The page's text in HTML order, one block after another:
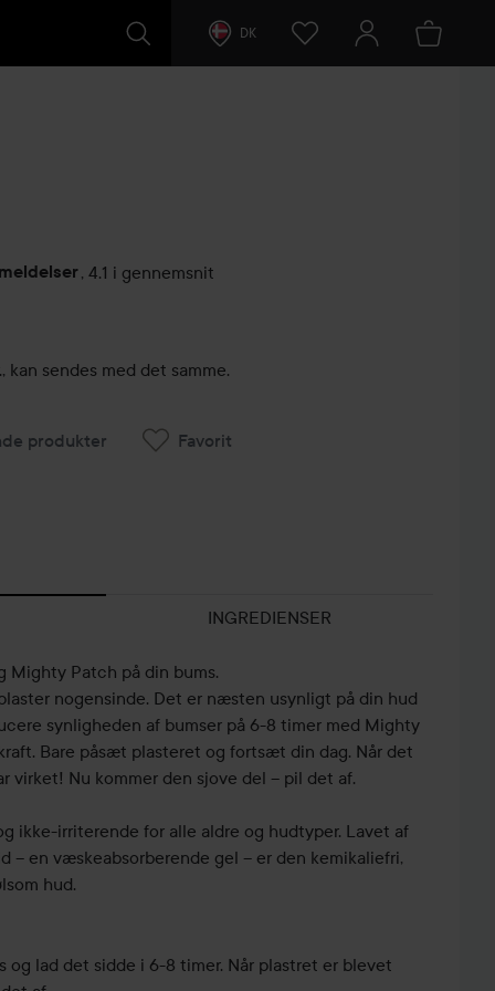
DK
, 4.1 i gennemsnit
sendes med det samme.
produkter Favorit
INGREDIENSER
Mighty Patch på din bums.
nogensinde. Det er næsten usynligt på din hud
synligheden af bumser på 6-8 timer med Mighty
Bare påsæt plasteret og fortsæt din dag. Når det
virket! Nu kommer den sjove del – pil det af.
ikke-irriterende for alle aldre og hudtyper. Lavet af
– en væskeabsorberende gel – er den kemikaliefri,
hud.
og lad det sidde i 6-8 timer. Når plastret er blevet